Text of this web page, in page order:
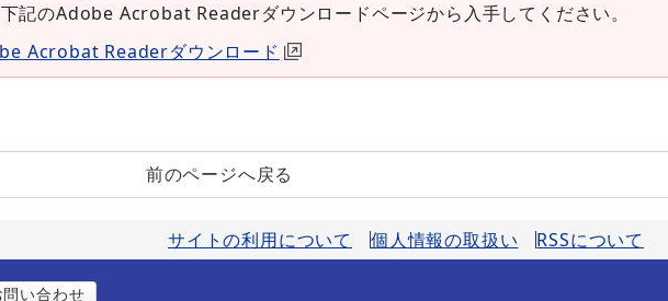
記のAdobe Acrobat Readerダウンロードページから入手してください。
Acrobat Readerダウンロード
前のページへ戻る
サイトの利用について 個人情報の取扱い RSSについて
問い合わせ